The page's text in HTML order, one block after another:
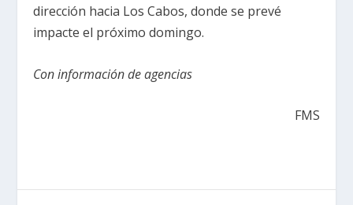
dirección hacia Los Cabos, donde se prevé
impacte el próximo domingo.
Con información de agencias
FMS